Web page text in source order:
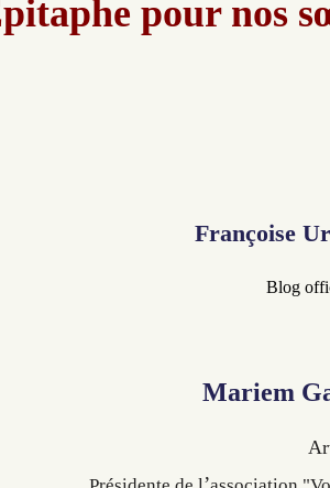
pour nos
Françoise
Blog
Mariem